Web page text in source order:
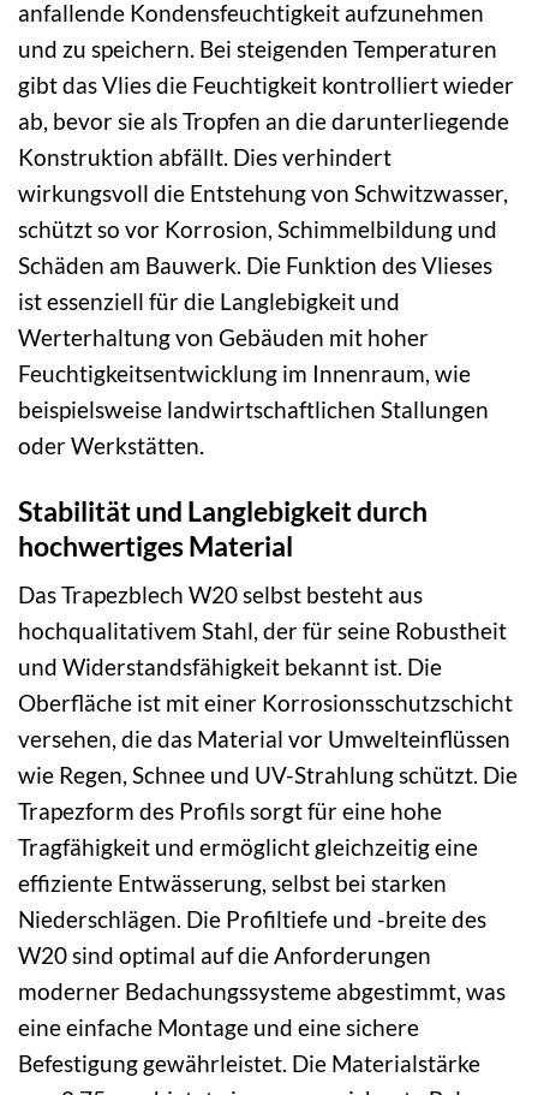
anfallende Kondensfeuchtigkeit aufzunehmen
und zu speichern. Bei steigenden Temperaturen
gibt das Vlies die Feuchtigkeit kontrolliert wieder
ab, bevor sie als Tropfen an die darunterliegende
Konstruktion abfällt. Dies verhindert
wirkungsvoll die Entstehung von Schwitzwasser,
schützt so vor Korrosion, Schimmelbildung und
Schäden am Bauwerk. Die Funktion des Vlieses
ist essenziell für die Langlebigkeit und
Werterhaltung von Gebäuden mit hoher
Feuchtigkeitsentwicklung im Innenraum, wie
beispielsweise landwirtschaftlichen Stallungen
oder Werkstätten.
Stabilität und Langlebigkeit durch
hochwertiges Material
Das Trapezblech W20 selbst besteht aus
hochqualitativem Stahl, der für seine Robustheit
und Widerstandsfähigkeit bekannt ist. Die
Oberfläche ist mit einer Korrosionsschutzschicht
versehen, die das Material vor Umwelteinflüssen
wie Regen, Schnee und UV-Strahlung schützt. Die
Trapezform des Profils sorgt für eine hohe
Tragfähigkeit und ermöglicht gleichzeitig eine
effiziente Entwässerung, selbst bei starken
Niederschlägen. Die Profiltiefe und -breite des
W20 sind optimal auf die Anforderungen
moderner Bedachungssysteme abgestimmt, was
eine einfache Montage und eine sichere
Befestigung gewährleistet. Die Materialstärke